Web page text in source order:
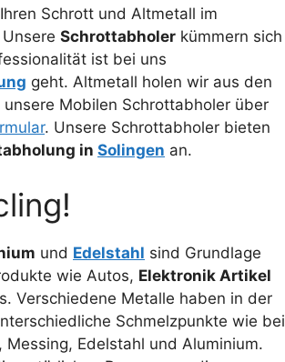
Schrott und Altmetall im
Schrottabholer kümmern sich
ist bei uns
geht. Altmetall holen wir aus den
Mobilen Schrottabholer über
. Unsere Schrottabholer bieten
in Solingen an.
und Edelstahl sind Grundlage
wie Autos, Elektronik Artikel
Verschiedene Metalle haben in der
Schmelzpunkte wie bei
Messing, Edelstahl und Aluminium.